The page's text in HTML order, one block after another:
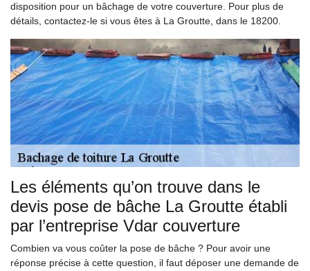
disposition pour un bâchage de votre couverture. Pour plus de
détails, contactez-le si vous êtes à La Groutte, dans le 18200.
Les éléments qu’on trouve dans le
devis pose de bâche La Groutte établi
par l’entreprise Vdar couverture
Combien va vous coûter la pose de bâche ? Pour avoir une
réponse précise à cette question, il faut déposer une demande de